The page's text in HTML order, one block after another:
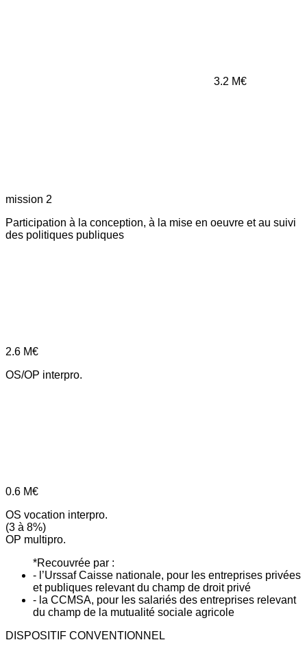
3.2 M€
mission 2
Participation à la conception, à la mise en oeuvre et au suivi
des politiques publiques
2.6 M€
OS/OP interpro.
0.6 M€
OS vocation interpro.
(3 à 8%)
OP multipro.
*Recouvrée par :
- l’Urssaf Caisse nationale, pour les entreprises privées
et publiques relevant du champ de droit privé
- la CCMSA, pour les salariés des entreprises relevant
du champ de la mutualité sociale agricole
DISPOSITIF CONVENTIONNEL